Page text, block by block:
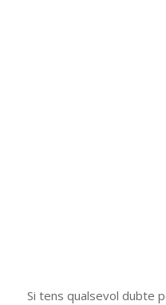
Si tens qualsevol dubte